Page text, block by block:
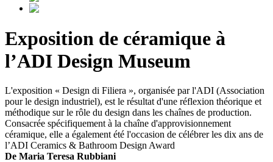
Exposition de céramique à
l’ADI Design Museum
L'exposition « Design di Filiera », organisée par l'ADI (Association
pour le design industriel), est le résultat d'une réflexion théorique et
méthodique sur le rôle du design dans les chaînes de production.
Consacrée spécifiquement à la chaîne d'approvisionnement
céramique, elle a également été l'occasion de célébrer les dix ans de
l’ADI Ceramics & Bathroom Design Award
De Maria Teresa Rubbiani